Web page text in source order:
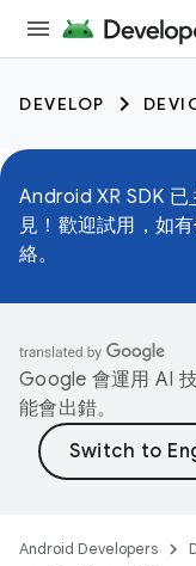
DEVELOP
Android XR SDK 已
見！歡迎試用，如
絡。
Google 會運用 AI
能會出錯。
Android Developers